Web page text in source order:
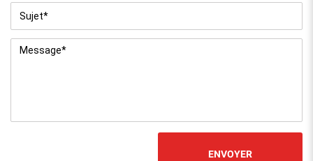
Sujet
Message *